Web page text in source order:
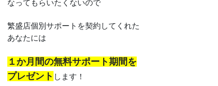
なってもらいたくないので
繁盛店個別サポートを契約してくれた
あなたには
１か月間の無料サポート期間を
プレゼント します！